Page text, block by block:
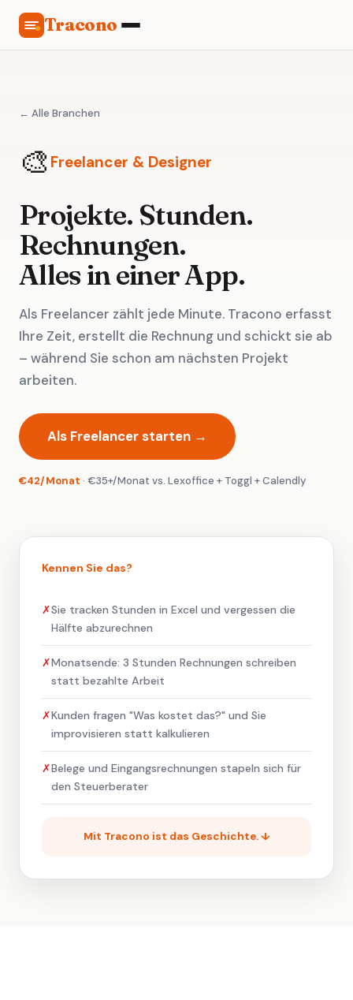
Tracono
← Alle Branchen
🎨 Freelancer & Designer
Projekte. Stunden.
Rechnungen.
Alles in einer App.
Als Freelancer zählt jede Minute. Tracono erfasst
Ihre Zeit, erstellt die Rechnung und schickt sie ab
– während Sie schon am nächsten Projekt
arbeiten.
Als Freelancer starten →
€42/Monat · €35+/Monat vs. Lexoffice + Toggl + Calendly
Kennen Sie das?
✗Sie tracken Stunden in Excel und vergessen die
Hälfte abzurechnen
✗Monatsende: 3 Stunden Rechnungen schreiben
statt bezahlte Arbeit
✗Kunden fragen "Was kostet das?" und Sie
improvisieren statt kalkulieren
✗Belege und Eingangsrechnungen stapeln sich für
den Steuerberater
Mit Tracono ist das Geschichte. ↓